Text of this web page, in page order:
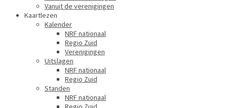
Vanuit de verenigingen
Kaartlezen
Kalender
NRF nationaal
Regio Zuid
Verenigingen
Uitslagen
NRF nationaal
Regio Zuid
Standen
NRF nationaal